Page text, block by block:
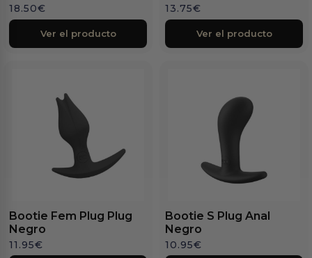
18.50€
Ver el producto
13.75€
Ver el producto
Bootie Fem Plug Plug
Negro
11.95€
Bootie S Plug Anal
Negro
10.95€